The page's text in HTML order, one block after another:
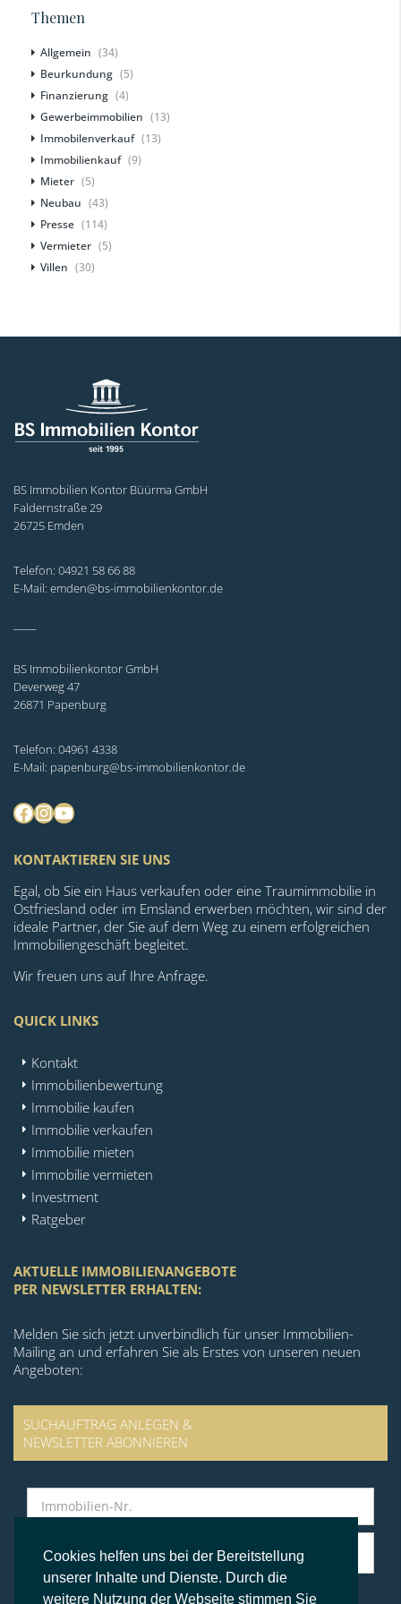
Cookies helfen uns bei der Bereitstellung
unserer Inhalte und Dienste. Durch die
weitere Nutzung der Webseite stimmen Sie
Themen
Allgemein (34)
Beurkundung (5)
Finanzierung (4)
Gewerbeimmobilien (13)
Immobilenverkauf (13)
Immobilienkauf (9)
Mieter (5)
Neubau (43)
Presse (114)
Vermieter (5)
Villen (30)
BS Immobilien Kontor Büürma GmbH
Faldernstraße 29
26725 Emden
Telefon: 04921 58 66 88
E-Mail: emden@bs-immobilienkontor.de
BS Immobilienkontor GmbH
Deverweg 47
26871 Papenburg
Telefon: 04961 4338
E-Mail: papenburg@bs-immobilienkontor.de
Facebook
Instagram
YouTube
KONTAKTIEREN SIE UNS
Egal, ob Sie ein Haus verkaufen oder eine Traumimmobilie in
Ostfriesland oder im Emsland erwerben möchten, wir sind der
ideale Partner, der Sie auf dem Weg zu einem erfolgreichen
Immobiliengeschäft begleitet.
Wir freuen uns auf Ihre Anfrage.
QUICK LINKS
Kontakt
Immobilienbewertung
Immobilie kaufen
Immobilie verkaufen
Immobilie mieten
Immobilie vermieten
Investment
Ratgeber
AKTUELLE IMMOBILIENANGEBOTE
PER NEWSLETTER ERHALTEN:
Melden Sie sich jetzt unverbindlich für unser Immobilien-
Mailing an und erfahren Sie als Erstes von unseren neuen
Angeboten:
SUCHAUFTRAG ANLEGEN &
NEWSLETTER ABONNIEREN